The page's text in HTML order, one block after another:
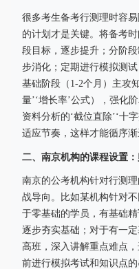
很多考生备考行测理时容
的计划才是关键。将备考
段目标，逐步提升；分阶
步消化；定期进行模拟测
基础阶段（1-2个月）主攻
量’‘增长率’公式），强化
资料分析的‘截位直除’‘十
适应节奏，这样才能循序渐
二、南京机构的课程设置
南京的公考机构针对行测
战导向。比如某机构针对
于零基础的学员，有基础
逐步夯实基础；对于有一
高班，深入讲解重点难点
前进行模拟考试和知识点